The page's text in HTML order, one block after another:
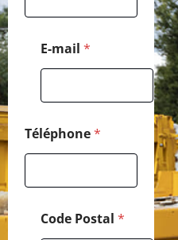
E-mail *
Téléphone*
m
Code Postal *